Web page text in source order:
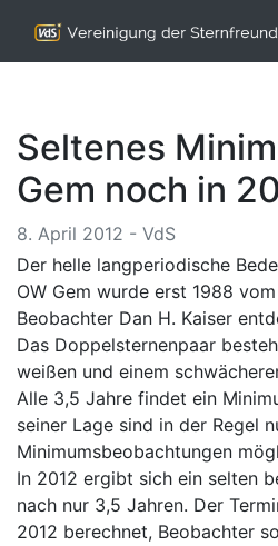
Seltenes
Gem noch in
8. April 2012 - VdS
Der helle langperiodische
OW Gem wurde erst 1988
Beobachter Dan H. Kaiser
Das Doppelsternenpaar
weißen und einem
Alle 3,5 Jahre findet ein
seiner Lage sind in der Regel
Minimumsbeobachtungen
In 2012 ergibt sich ein selten
nach nur 3,5 Jahren. Der
2012 berechnet, Beobachter